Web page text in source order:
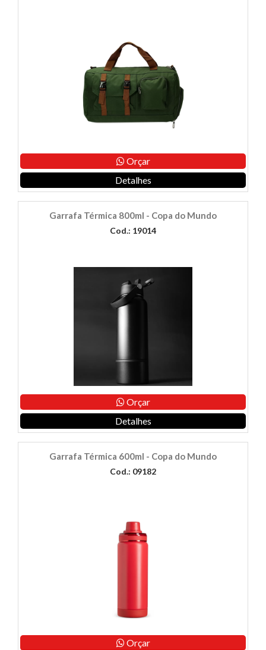
Orçar
Detalhes
Garrafa Térmica 800ml - Copa do Mundo
Cod.: 19014
Orçar
Detalhes
Garrafa Térmica 600ml - Copa do Mundo
Cod.: 09182
Orçar